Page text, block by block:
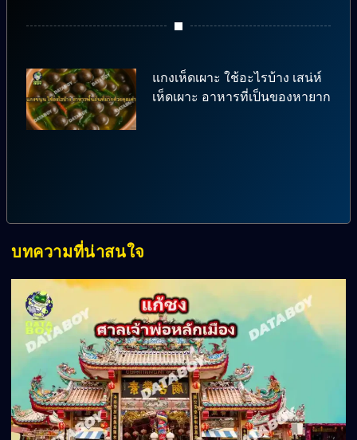
แกงเห็ดเผาะ ใช้อะไรบ้าง เสน่ห์
เห็ดเผาะ อาหารที่เป็นของหายาก
บทความที่น่าสนใจ